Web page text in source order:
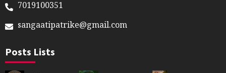
7019100351
sangaatipatrike@gmail.com
Posts Lists